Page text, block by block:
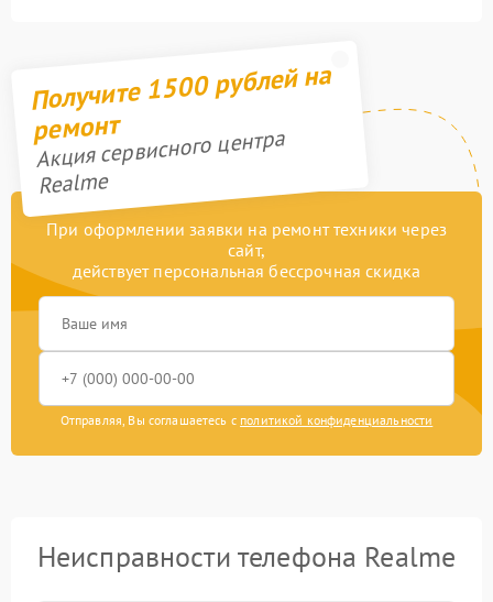
Получите 1500 рублей на
ремонт
Акция сервисного центра
Realme
При оформлении заявки на ремонт техники через
сайт,
действует персональная бессрочная скидка
Отправляя, Вы соглашаетесь с политикой конфиденциальности
Неисправности телефона Realme